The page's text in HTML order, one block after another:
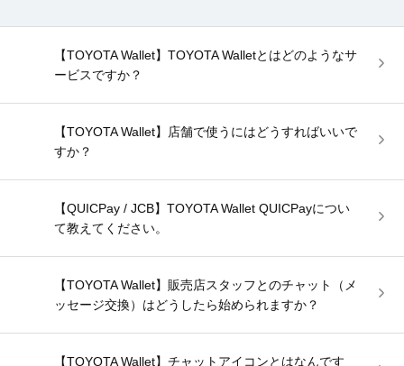
【TOYOTA Wallet】TOYOTA Walletとはどのようなサ
ービスですか？
【TOYOTA Wallet】店舗で使うにはどうすればいいで
すか？
【QUICPay / JCB】TOYOTA Wallet QUICPayについ
て教えてください。
【TOYOTA Wallet】販売店スタッフとのチャット（メ
ッセージ交換）はどうしたら始められますか？
【TOYOTA Wallet】チャットアイコンとはなんです